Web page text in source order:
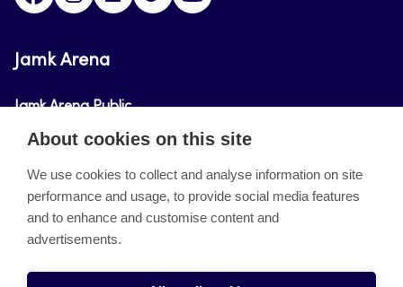
Jamk Arena
Jamk Arena Public
Jamk Arena Pro
About the site
Accessibility Statement
About cookies on this site
We use cookies to collect and analyse information on site
performance and usage, to provide social media features
and to enhance and customise content and
advertisements.